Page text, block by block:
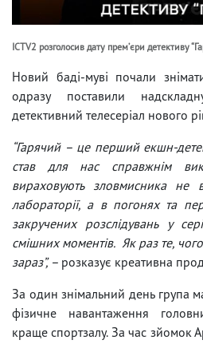
ICTV2 розголосив дату премʼєри детективу
Новий баді-муві почали
одразу поставили
детективний телесеріал нового
“Гарячий – це перший екшн-
став для нас справжнім
вираховують зловмисника не
лабораторії, а в погонях та
закручених розслідувань у
смішних моментів. Як раз те,
зараз”, – розказує креативна
За один знімальний день група
фізичне навантаження
краще спортзалу. За час зйомок